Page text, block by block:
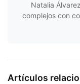
Natalia
complejos con
Artículos